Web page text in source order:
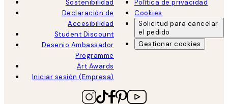
Sostenibilidad
Declaración de
Accesibilidad
Student Discount
Desenio Ambassador
Programme
Art Awards
Iniciar sesión (Empresa)
Política de privacidad
Cookies
Solicitud para cancelar
el pedido
Gestionar cookies